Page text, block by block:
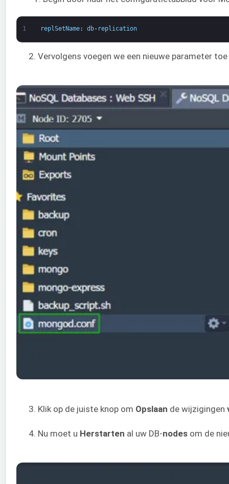
1 replSetName: db- replication
2. Vervolgens voegen we een nieuwe parameter
3. Klik op de juiste knop om Opslaan de wijzigingen
4. Nu moet u Herstarten al uw DB-nodes om de